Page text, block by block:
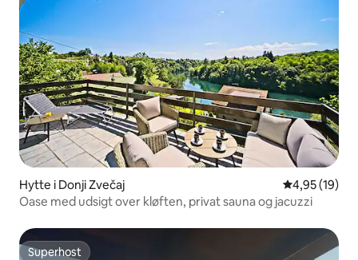
Hytte i Donji Zvečaj 4,95 ud af 5
4,95 (19)
Oase med udsigt over kløften, privat sauna og jacuzzi
Superhost